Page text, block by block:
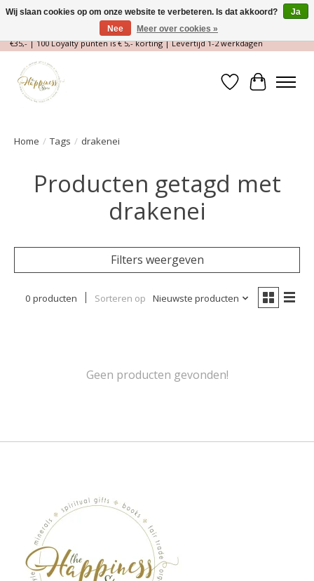
Magische Conceptstore, Edelstenen & Spirituele winkel | Gratis verzending >
€35,- | 100 Loyalty punten is € 5,- korting | Levertijd 1-2 werkdagen
Verlanglijst
Home / Tags / drakenei
Producten getagd met
drakenei
Filters weergeven
0 producten Sorteren op Nieuwste producten
Geen producten gevonden!
Wij slaan cookies op om onze website te verbeteren. Is dat akkoord?
Ja
Nee
Meer over cookies »